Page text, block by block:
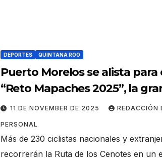
DEPORTES QUINTANA ROO
Puerto Morelos se alista para
“Reto Mapaches 2025”, la
fiesta del ciclismo y la
11 DE NOVEMBER DE 2025 REDACCIÓN
PERSONAL
Más de 230 ciclistas nacionales y
recorrerán la Ruta de los Cenotes en un